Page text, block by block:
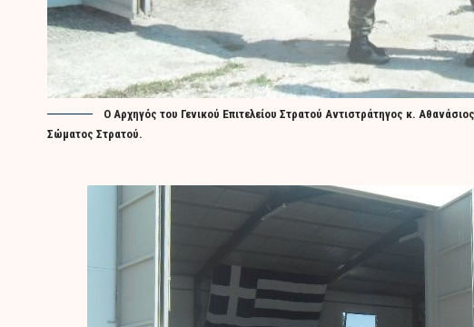
O Αρχηγός του Γενικού Επιτελείου Στρατού Αντιστράτηγος κ.
Σώματος Στρατού.